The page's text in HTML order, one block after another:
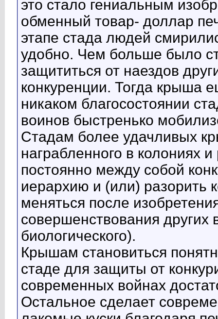
это стало гениальным
обменный товар- доллар
этапе стада людей
удобно. Чем больше было
защититься от наездов
конкуренции. Тогда крыша
никаком благосостоянии
воинов быстренько
Стадам более удачливых
награбленного в колониях
постоянно между собой
иерархию и (или) разорить
меняться после
совершенствования
биологического).
Крышам становиться
стаде для защиты от
современных войнах
Остальное сделает